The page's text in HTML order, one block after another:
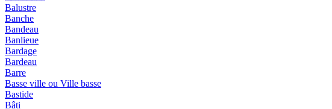
Balustre
Banche
Bandeau
Banlieue
Bardage
Bardeau
Barre
Basse ville ou Ville basse
Bastide
Bâti